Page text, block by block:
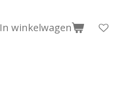
In winkelwagen